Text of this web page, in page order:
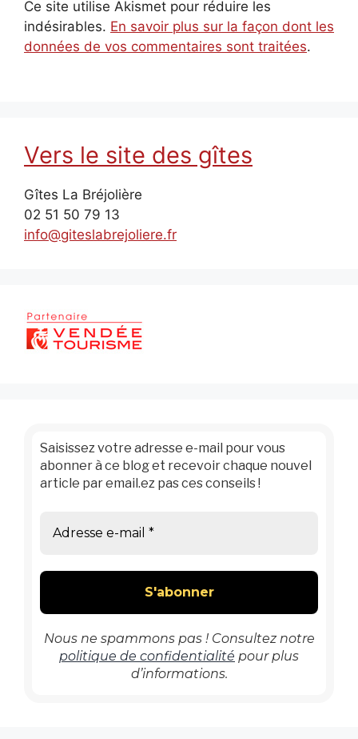
Ce site utilise Akismet pour réduire les
indésirables. En savoir plus sur la façon dont les
données de vos commentaires sont traitées.
Vers le site des gîtes
Gîtes La Bréjolière
02 51 50 79 13
info@giteslabrejoliere.fr
Saisissez votre adresse e-mail pour vous
abonner à ce blog et recevoir chaque nouvel
article par email.ez pas ces conseils !
Nous ne spammons pas ! Consultez notre
politique de confidentialité pour plus
d’informations.